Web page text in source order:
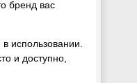
бренд вас
использовании.
и доступно,